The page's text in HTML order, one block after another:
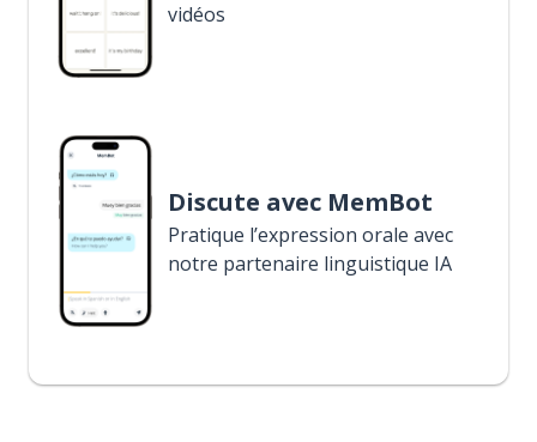
vidéos
Discute avec MemBot
Pratique l’expression orale avec
notre partenaire linguistique IA